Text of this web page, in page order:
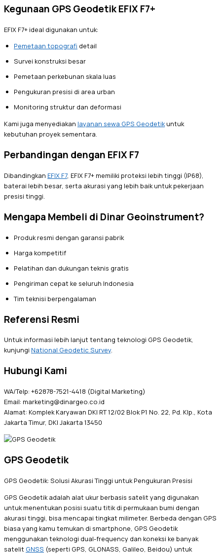
Kegunaan GPS Geodetik EFIX F7+
EFIX F7+ ideal digunakan untuk:
Pemetaan topografi detail
Survei konstruksi besar
Pemetaan perkebunan skala luas
Pengukuran presisi di area urban
Monitoring struktur dan deformasi
Kami juga menyediakan layanan sewa GPS Geodetikuntuk
kebutuhan proyek sementara.
Perbandingan dengan EFIX F7
Dibandingkan EFIX F7, EFIX F7+ memiliki proteksi lebih tinggi (IP68),
baterai lebih besar, serta akurasi yang lebih baik untuk pekerjaan
presisi tinggi.
Mengapa Membeli di Dinar Geoinstrument?
Produk resmi dengan garansi pabrik
Harga kompetitif
Pelatihan dan dukungan teknis gratis
Pengiriman cepat ke seluruh Indonesia
Tim teknisi berpengalaman
Referensi Resmi
Untuk informasi lebih lanjut tentang teknologi GPS Geodetik,
kunjungi National Geodetic Survey.
Hubungi Kami
WA/Telp: +62878-7521-4418 (Digital Marketing)
Email: marketing@dinargeo.co.id
Alamat: Komplek Karyawan DKI RT 12/02 Blok P1 No. 22, Pd. Klp., Kota
Jakarta Timur, DKI Jakarta 13450
GPS Geodetik
GPS Geodetik: Solusi Akurasi Tinggi untuk Pengukuran Presisi
GPS Geodetik adalah alat ukur berbasis satelit yang digunakan
untuk menentukan posisi suatu titik di permukaan bumi dengan
akurasi tinggi, bisa mencapai tingkat milimeter. Berbeda dengan GPS
biasa yang kamu temukan di smartphone, GPS Geodetik
menggunakan teknologi dual-frequency dan koneksi ke banyak
satelit GNSS (seperti GPS, GLONASS, Galileo, Beidou) untuk